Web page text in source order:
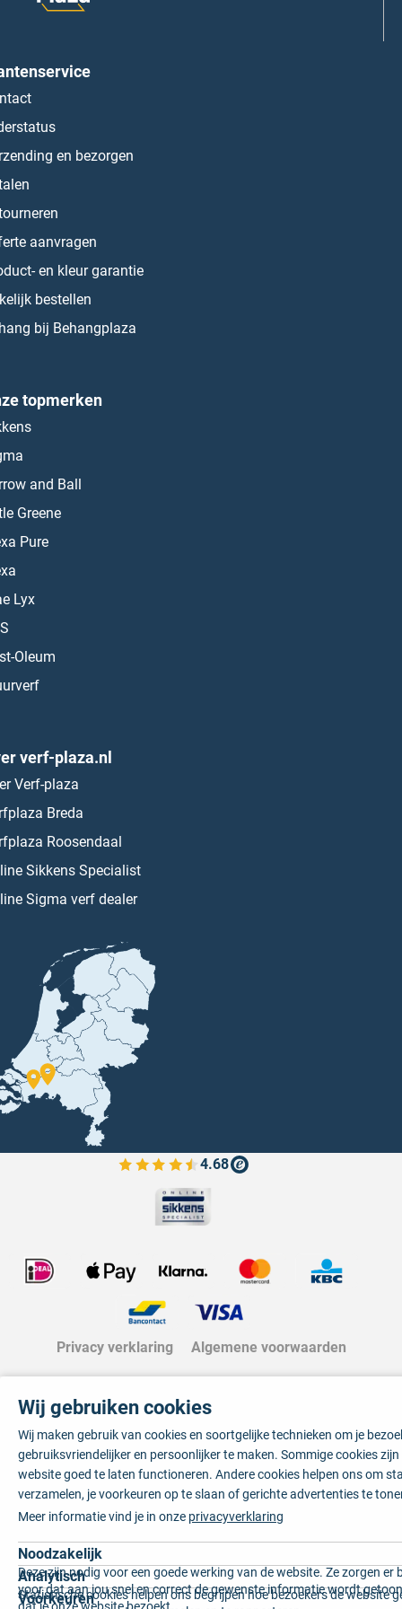
en bezorgen
aanvragen
en kleur garantie
bestellen
bij Behangplaza
topmerken
and Ball
Greene
Pure
Lyx
Oleum
verf-plaza.nl
Verf-plaza
Breda
Roosendaal
Sikkens Specialist
Sigma verf dealer
4.68
Bekijk de verfplaza beoordelingen
Privacy verklaring Algemene voorwaarden
Wij gebruiken cookies
Wij maken gebruik van cookies en soortgelijke technieken om je
gebruiksvriendelijker en persoonlijker te maken. Sommige cookies
website goed te laten functioneren. Andere cookies helpen ons om
verzamelen, je voorkeuren op te slaan of gerichte advertenties te
Meer informatie vind je in onze privacyverklaring
Noodzakelijk
Deze zijn nodig voor een goede werking van de website. Ze zorgen er
voor dat aan jou snel en correct de gewenste informatie wordt
dat je onze website bezoekt.
Analytisch
Statistische cookies helpen ons begrijpen hoe bezoekers de website
Voorkeuren